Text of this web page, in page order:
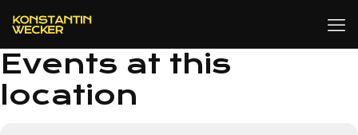
Events at this
location